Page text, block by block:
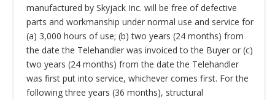
manufactured by Skyjack Inc. will be free of defective
parts and workmanship under normal use and service for
(a) 3,000 hours of use; (b) two years (24 months) from
the date the Telehandler was invoiced to the Buyer or (c)
two years (24 months) from the date the Telehandler
was first put into service, whichever comes first. For the
following three years (36 months), structural